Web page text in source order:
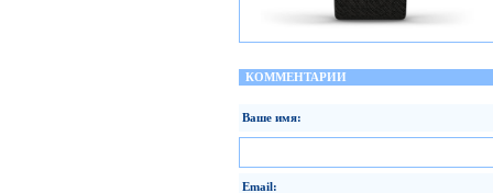
КОММЕНТАРИИ
Ваше имя:
Email: